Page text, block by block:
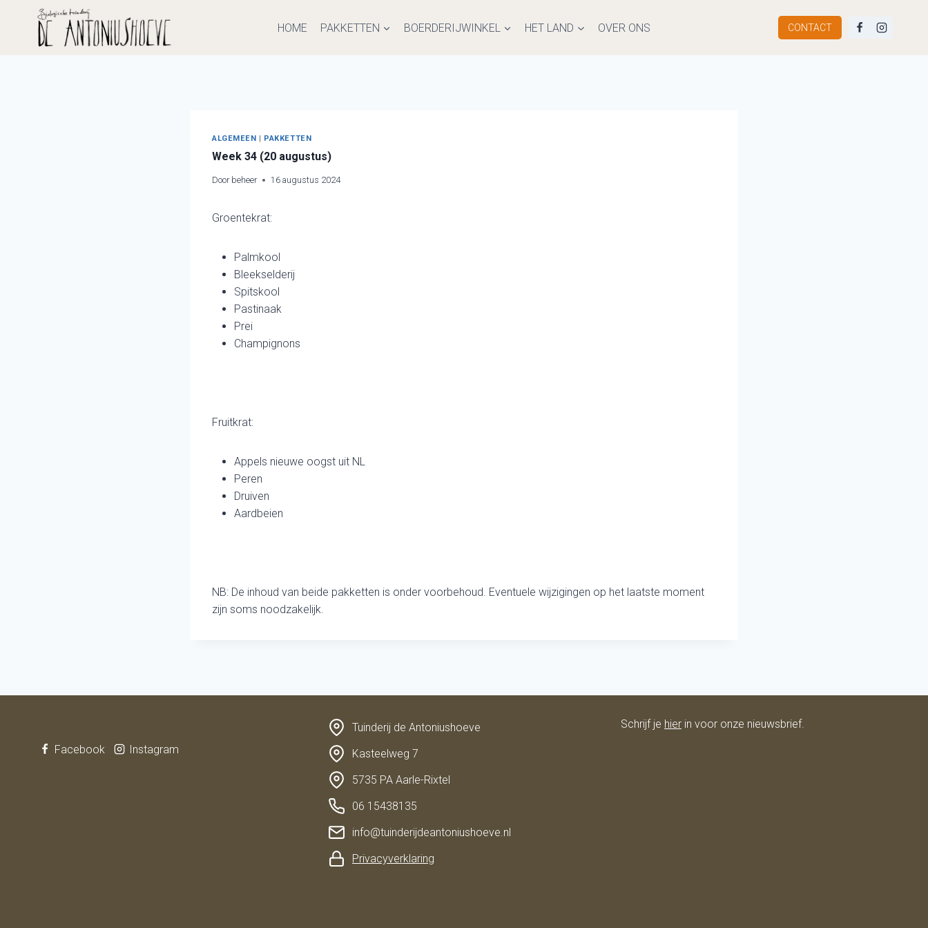
Doorgaan
HOME PAKKETTEN BOERDERIJWINKEL HET LAND OVER ONS CONTACT
ALGEMEEN | PAKKETTEN
Week 34 (20 augustus)
Door beheer 16 augustus 2024
Groentekrat:
Palmkool
Bleekselderij
Spitskool
Pastinaak
Prei
Champignons
Fruitkrat:
Appels nieuwe oogst uit NL
Peren
Druiven
Aardbeien
NB: De inhoud van beide pakketten is onder voorbehoud. Eventuele wijzigingen op het laatste moment
zijn soms noodzakelijk.
Facebook Instagram
Tuinderij de Antoniushoeve
Kasteelweg 7
5735 PA Aarle-Rixtel
06 15438135
info@tuinderijdeantoniushoeve.nl
Privacyverklaring
Schrijf je hier in voor onze nieuwsbrief.